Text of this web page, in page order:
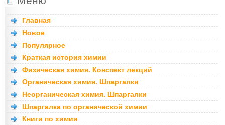
Главная
Новое
Популярное
Краткая история химии
Физическая химия. Конспект лекций
Органическая химия. Шпаргалки
Неорганическая химия. Шпаргалки
Шпаргалка по органической химии
Книги по химии